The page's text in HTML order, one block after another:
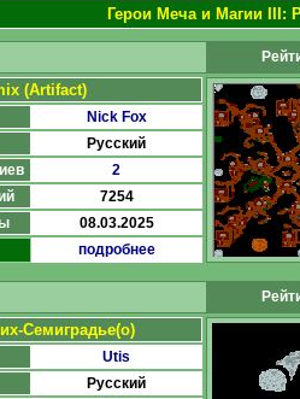
Герои Меча и Магии III :
(Artifact)
Nick Fox
Русский
2
7254
08.03.2025
подробнее
Семиградье(о)
Utis
Русский